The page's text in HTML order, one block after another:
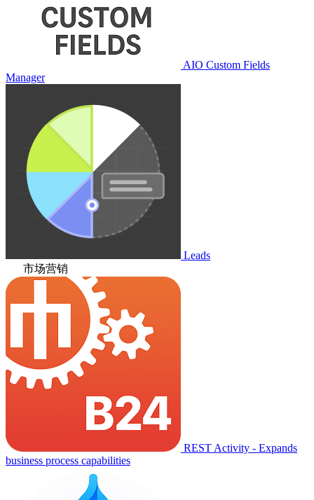
AIO Custom Fields
Manager
Leads
市场营销
REST Activity - Expands
business process capabilities